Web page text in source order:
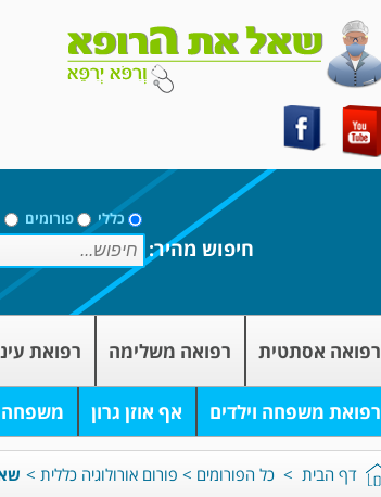
כללי פורומים
חיפוש מהיר:
רפואה אסתטית רפואה משלימה רפואת
רפואת משפחה וילדים אף אוזן גרון משפחה
דף הבית > כל הפורומים > פורום אורולוגיה כללית >